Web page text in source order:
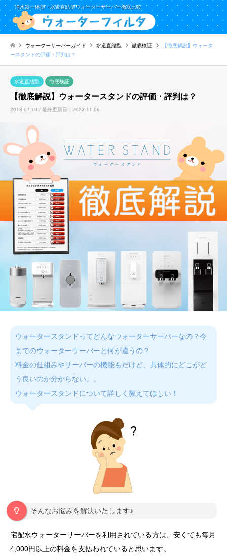
浄水器一体型・水道直結型ウォーターサーバー徹底比較
ウォーターサーバーガイド 水道直結型 徹底検証
【徹底解説】ウォータ
ースタンドの評価・評判は？
水道直結型 徹底検証
【徹底解説】ウォータースタンドの評価・評判は？
2018.07.10 / 最終更新日：2023.11.06
ウォータースタンドってどんなウォーターサーバーなの？今
までのウォーターサーバーと何が違うの？
料金の仕組みやサーバーの機能もだけど、具体的にどこがど
う良いのか分からない。。
ウォータースタンドについて詳しく教えてほしい！
そんなお悩みを解決いたします♪
宅配水ウォーターサーバーを利用されている方は、安くても毎月
4,000円以上の料金を支払われていると思います。